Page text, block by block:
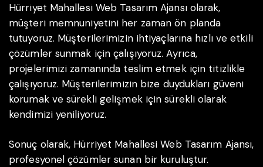
Hürriyet Mahallesi Web Tasarım Ajansı olarak,
müşteri memnuniyetini her zaman ön planda
tutuyoruz. Müşterilerimizin ihtiyaçlarına hızlı ve etkili
çözümler sunmak için çalışıyoruz. Ayrıca,
projelerimizi zamanında teslim etmek için titizlikle
çalışıyoruz. Müşterilerimizin bize duydukları güveni
korumak ve sürekli gelişmek için sürekli olarak
kendimizi yeniliyoruz.
Sonuç olarak, Hürriyet Mahallesi Web Tasarım Ajansı,
profesyonel çözümler sunan bir kuruluştur.